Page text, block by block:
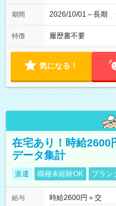
期間 2026/10/01～長期
特徴 履歴書不要
気になる！
在宅あり！時給2600
データ集計
派遣 職種未経験OK ブラン
給与 時給2600円＋交